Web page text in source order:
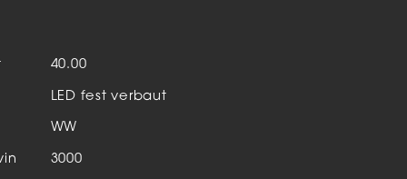
40.00
LED fest verbaut
WW
3000